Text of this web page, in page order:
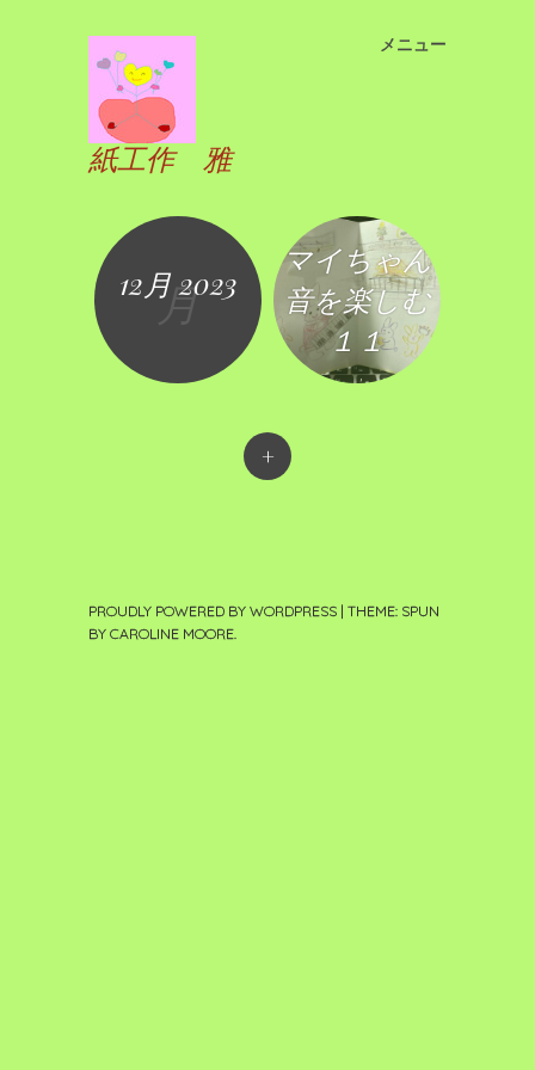
紙工作 雅
メニュー
ン
テ
ン
ツ
ッ
プ
12月 2023
月
マイちゃん
音を楽しむ
１１
+
PROUDLY POWERED BY WORDPRESS | THEME: SPUN
BY CAROLINE MOORE